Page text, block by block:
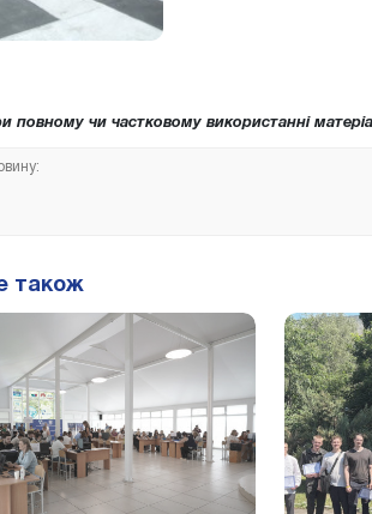
повному чи частковому використанні
також